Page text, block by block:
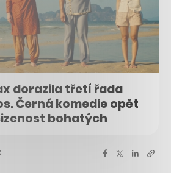
dorazila třetí řada
Černá komedie opět
bohatých